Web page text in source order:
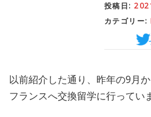
– 日本人の
MEDIA– メディア掲載
投稿日:
カテゴリー:
以前紹介した通り、昨年の9月
フランスへ交換留学に行ってい